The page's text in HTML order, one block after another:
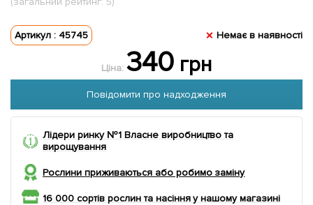
Артикул : 45745 Немає в наявності
Ціна: 340грн
Повідомити про надходження
Лідери ринку №1 Власне виробництво та
вирощування
Рослини приживаються або робимо заміну
16 000 сортів рослин та насіння у нашому магазині